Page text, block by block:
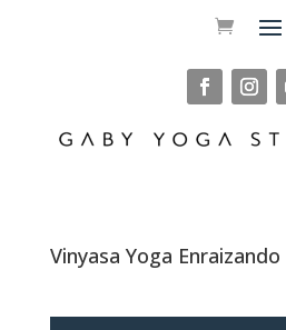
Vinyasa Yoga